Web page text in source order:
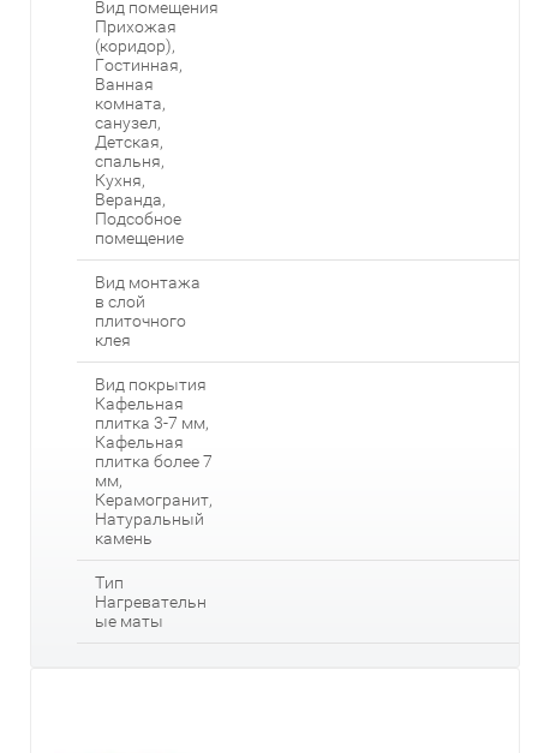
Вид помещения
Прихожая
(коридор),
Гостинная,
Ванная
комната,
санузел,
Детская,
спальня,
Кухня,
Веранда,
Подсобное
помещение
Вид монтажа
в слой
плиточного
клея
Вид покрытия
Кафельная
плитка 3-7 мм,
Кафельная
плитка более 7
мм,
Керамогранит,
Натуральный
камень
Тип
Нагревательн
ые маты